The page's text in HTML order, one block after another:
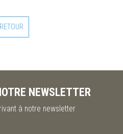
RETOUR
NEWSLETTER
à notre newsletter